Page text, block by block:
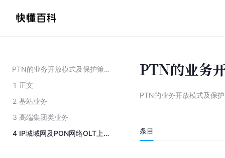
PTN的业务开放模式及保护策略
1 正文
2 基站业务
3 高端集团类业务
4
IP城域网及PON网络OLT上行业务
PTN的业务
PTN的业务开放模式及保
条目